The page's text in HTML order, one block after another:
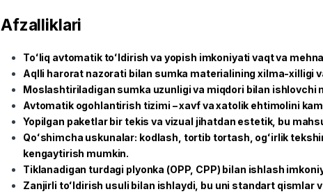
Afzalliklari
Toʻliq avtomatik toʻldirish va yopish imkoniyati vaqt va
Aqlli harorat nazorati bilan sumka materialining xilma-xilligi
Moslashtiriladigan sumka uzunligi va miqdori bilan ishlovchi
Avtomatik ogohlantirish tizimi – xavf va xatolik ehtimolini
Yopilgan paketlar bir tekis va vizual jihatdan estetik, bu
Qoʻshimcha uskunalar: kodlash, tortib tortash, ogʻirlik
kengaytirish mumkin.
Tiklanadigan turdagi plyonka (OPP, CPP) bilan ishlash
Zanjirli toʻldirish usuli bilan ishlaydi, bu uni standart qismlar